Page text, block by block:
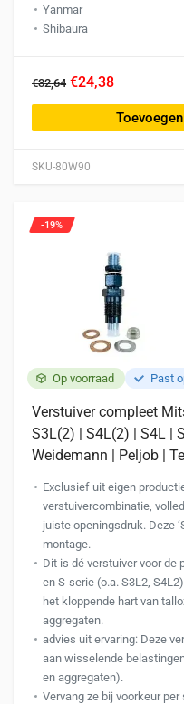
SKU-80W90
Yanmar
Shibaura
€32,64 €24,38
Op voorraad Past
-19%
Verstuiver compleet
S3L(2) | S4L(2) | S4L |
Weidemann | Peljob |
Exclusief uit eigen
verstuivercombinatie,
juiste openingsdruk. Deze
montage.
Dit is dé verstuiver voor de
en S-serie (o.a. S3L2,
het kloppende hart van
aggregaten.
advies uit ervaring: Deze
aan wisselende
en aggregaten).
Vervang ze bij voorkeur